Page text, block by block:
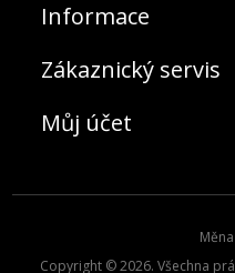
Informace
Zákaznický servis
Můj účet
Měna
Copyright © 2026. Všechna